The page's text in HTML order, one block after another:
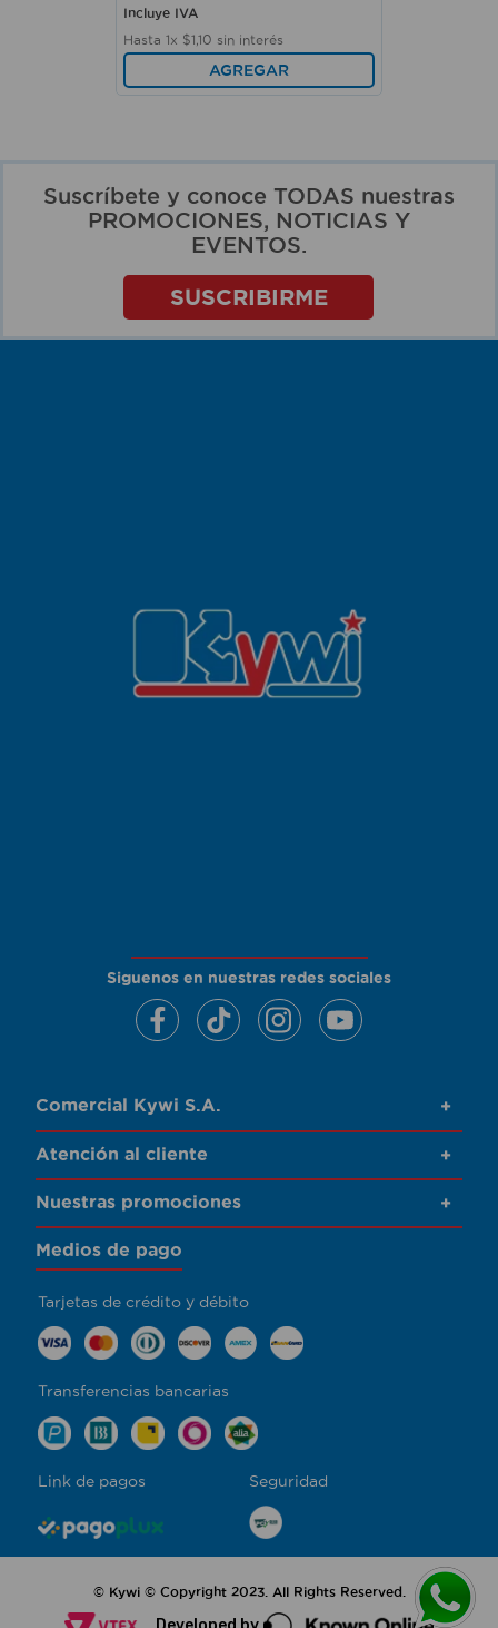
Incluye IVA
Hasta 1x $1 10 sin interés
AGREGAR
Suscríbete y conoce TODAS nuestras
PROMOCIONES, NOTICIAS Y
EVENTOS.
SUSCRIBIRME
Siguenos en nuestras redes sociales
Comercial Kywi S.A. +
Atención al cliente +
Nuestras promociones +
Medios de pago
Tarjetas de crédito y débito
Transferencias bancarias
Link de pagos Seguridad
© Kywi © Copyright 2023. All Rights Reserved.